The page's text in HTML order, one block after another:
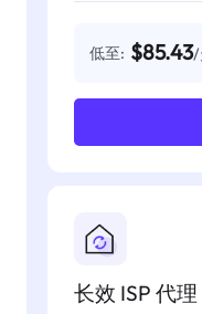
低至: $85.43/
长效 ISP 代理